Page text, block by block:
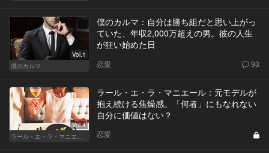
Vol.1
僕のカルマ
僕のカルマ：自分は勝ち組だと思い上がっ
ていた、年収2,000万超えの男。彼の人生
が狂い始めた日
恋愛 93
Vol.4
ラール・エ・ラ・マニエール
ラール・エ・ラ・マニエール：元モデルが
抱え続ける焦燥感。「何者」にもなれない
自分に価値はない？
恋愛